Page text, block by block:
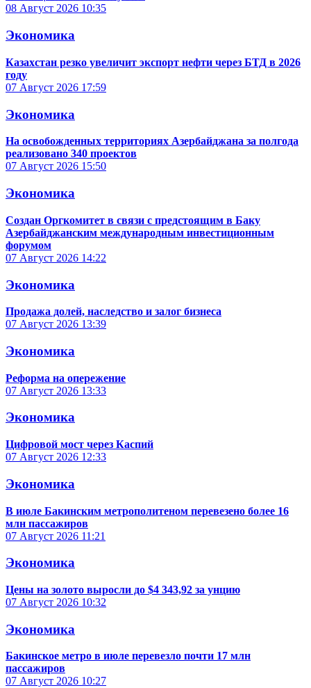
08 Август 2026 10:35
Экономика
Казахстан резко увеличит экспорт нефти через БТД в 2026
году
07 Август 2026 17:59
Экономика
На освобожденных территориях Азербайджана за полгода
реализовано 340 проектов
07 Август 2026 15:50
Экономика
Создан Оргкомитет в связи с предстоящим в Баку
Азербайджанским международным инвестиционным
форумом
07 Август 2026 14:22
Экономика
Продажа долей, наследство и залог бизнеса
07 Август 2026 13:39
Экономика
Реформа на опережение
07 Август 2026 13:33
Экономика
Цифровой мост через Каспий
07 Август 2026 12:33
Экономика
В июле Бакинским метрополитеном перевезено более 16
млн пассажиров
07 Август 2026 11:21
Экономика
Цены на золото выросли до $4 343,92 за унцию
07 Август 2026 10:32
Экономика
Бакинское метро в июле перевезло почти 17 млн
пассажиров
07 Август 2026 10:27